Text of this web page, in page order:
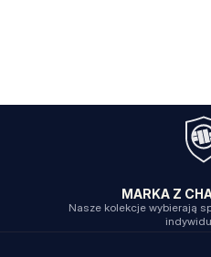
MARKA Z
Nasze kolekcje wybierają